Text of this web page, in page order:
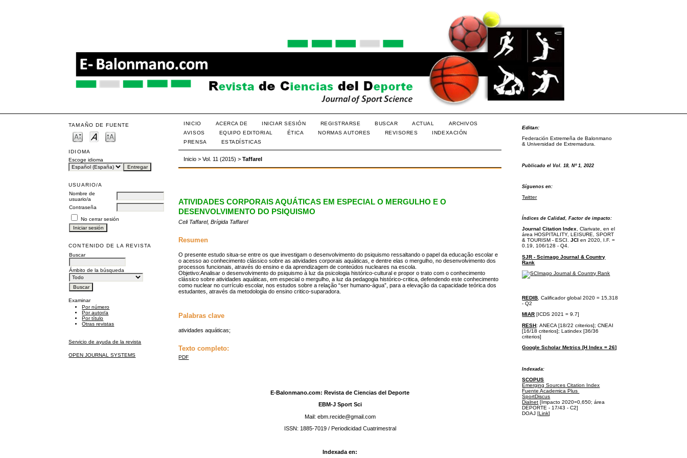
TAMAÑO DE FUENTE
IDIOMA
Escoge idioma
USUARIO/A
Nombre de
usuario/a
Contraseña
No cerrar sesión
CONTENIDO DE LA REVISTA
Buscar
Ámbito de la búsqueda
Examinar
Por número
Por autor/a
Por título
Otras revistas
Servicio de ayuda de la revista
OPEN JOURNAL SYSTEMS
Editan:
Federación Extremeña de Balonmano
& Universidad de Extremadura.
Publicado el Vol. 18, Nº 1, 2022
Síguenos en:
Twitter
Índices de Calidad, Factor de impacto:
Journal Citation Index, Clarivate, en el
áreaHOSPITALITY, LEISURE, SPORT
& TOURISM - ESCI. JCI en 2020, I.F. =
0.19, 106/128 - Q4.
SJR - Scimago Journal & Country
Rank
REDIB , Calificador global 2020 = 15,318
- Q2
MIAR [ICDS 2021 = 9.7]
RESH:ANECA [18/22 criterios];CNEAI
[16/18 criterios];Latindex [36/36
criterios]
Google Scholar Metrics [H Index = 26]
Indexada:
SCOPUS
Emerging Sources Citation Index
Fuente Academica Plus
SportDiscus
Dialnet [Impacto 2020=0,650; área
DEPORTE - 17/43 - C2]
DOAJ [Link]
INICIO ACERCA DE INICIAR SESIÓN REGISTRARSE BUSCAR ACTUAL
ARCHIVOS
AVISOS
EQUIPO EDITORIAL ÉTICA NORMAS AUTORES REVISORES
INDEXACIÓN
PRENSA
ESTADÍSTICAS
Inicio >Vol. 11 (2015) >Taffarel
ATIVIDADES CORPORAIS AQUÁTICAS EM ESPECIAL O MERGULHO E O
DESENVOLVIMENTO DO PSIQUISMO
Celi Taffarel, Brígida Taffarel
Resumen
O presente estudo situa-se entre os que investigam o desenvolvimento do psiquismo ressaltando o papel da educação escolar e
o acesso ao conhecimento clássico sobre as atividades corporais aquáticas, e dentre elas o mergulho, no desenvolvimento dos
processos funcionais, através do ensino e da aprendizagem de conteúdos nucleares na escola.
Objetivo:Analisar o desenvolvimento do psiquismo à luz da psicologia histórico-cultural e propor o trato com o conhecimento
clássico sobre atividades aquáticas, em especial o mergulho, a luz da pedagogia histórico-critica, defendendo este conhecimento
como nuclear no currículo escolar, nos estudos sobre a relação “ser humano-água”, para a elevação da capacidade teórica dos
estudantes, através da metodologia do ensino critico-suparadora.
Palabras clave
atividades aquáticas;
Texto completo:
PDF
E-Balonmano.com: Revista de Ciencias del Deporte
EBM-J Sport Sci
Mail: ebm.recide@gmail.com
ISSN: 1885-7019 / Periodicidad Cuatrimestral
Indexada en: